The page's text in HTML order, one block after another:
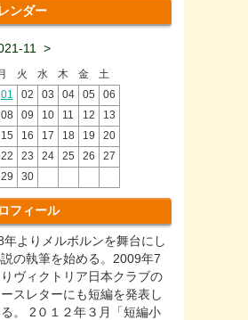
ンダー
11 >
火 水 木 金
土
01
02 03 04 05
06
08 09 10 11 12
13
15 16 17 18 19
20
22 23 24 25 26
27
29 30
フィール
年よりメルボルンを舞台にし
の執筆を始める。2009年7
りヴィクトリア日本クラブの
スレターにも短編を発表し
。 2０１２年３月「短編小